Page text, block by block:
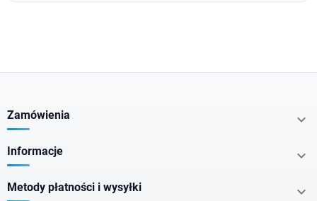
Zamówienia 
Informacje 
Metody płatności i wysyłki 